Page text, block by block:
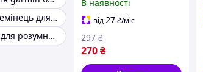
Жовтий ремінець для Garmin
Ремінець для розумних ґаджетів 22 мм
В наявності
від27₴/міс
270₴
297 ₴